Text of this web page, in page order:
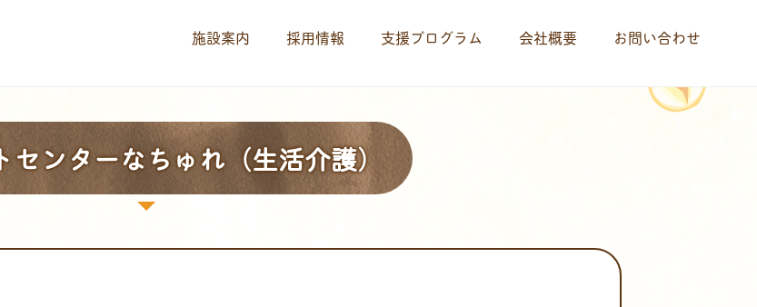
施設案内 採用情報 支援プログラム 会社概要 お問い合わせ
センターなちゅれ（生活介護）